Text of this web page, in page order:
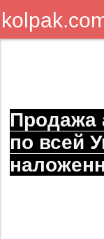
Продажа
по всей